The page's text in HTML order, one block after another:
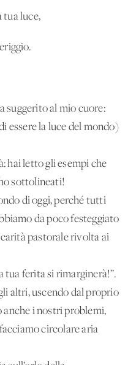
tua luce,
suggerito al mio cuore:
essere la luce del mondo)
hai letto gli esempi che
sottolineati!
di oggi, perché tutti
da poco festeggiato
pastorale rivolta ai
tua ferita si rimarginerà!”.
altri, uscendo dal proprio
i nostri problemi,
circolare aria